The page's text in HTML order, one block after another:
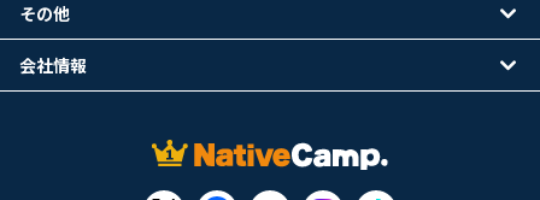
その他
会社情報